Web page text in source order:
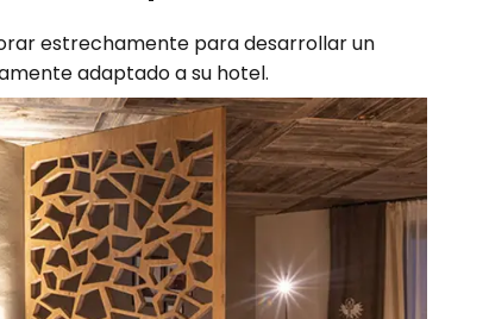
estrechamente para desarrollar un
adaptado a su hotel.